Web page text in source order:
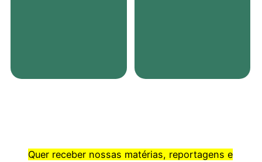
Quer receber nossas matérias, reportagens e